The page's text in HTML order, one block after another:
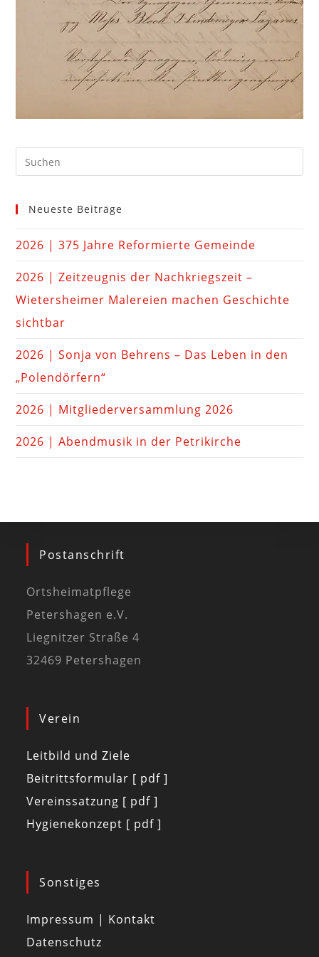
Neueste Beiträge
2026 | 375 Jahre Reformierte Gemeinde
2026 | Zeitzeugnis der Nachkriegszeit –
Wietersheimer Malereien machen Geschichte
sichtbar
2026 | Sonja von Behrens – Das Leben in den
„Polendörfern“
2026 | Mitgliederversammlung 2026
2026 | Abendmusik in der Petrikirche
Postanschrift
Ortsheimatpflege
Petershagen e.V.
Liegnitzer Straße 4
32469 Petershagen
Verein
Leitbild und Ziele
Beitrittsformular [ pdf ]
Vereinssatzung [ pdf ]
Hygienekonzept [ pdf ]
Sonstiges
Impressum | Kontakt
Datenschutz